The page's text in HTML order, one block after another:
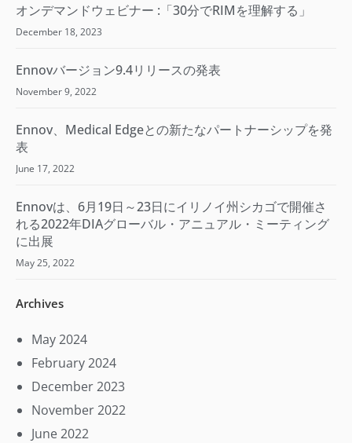
オンデマンドウェビナー :「30分でRIMを理解する​」
December 18, 2023
Ennovバージョン9.4リリースの発表
November 9, 2022
Ennov、Medical Edgeとの新たなパートナーシップを発
表
June 17, 2022
Ennovは、6月19日～23日にイリノイ州シカゴで開催さ
れる2022年DIAグローバル・アニュアル・ミーティング
に出展
May 25, 2022
Archives
May 2024
February 2024
December 2023
November 2022
June 2022